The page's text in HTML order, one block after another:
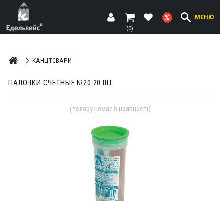
МЕНЮ
(0)
КАНЦТОВАРИ
ПАЛОЧКИ СЧЕТНЫЕ №20 20 ШТ
(товару немає в наявності)